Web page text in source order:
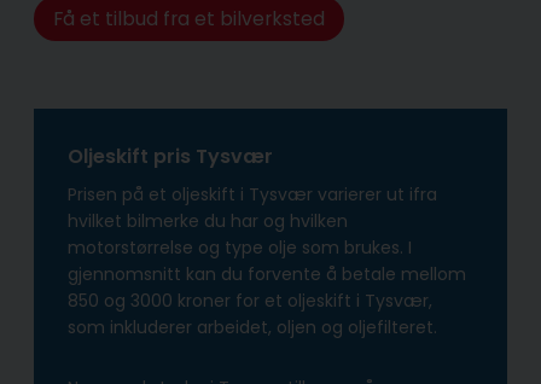
Få et tilbud fra et bilverksted
Oljeskift pris Tysvær
Prisen på et oljeskift i Tysvær varierer ut ifra
hvilket bilmerke du har og hvilken
motorstørrelse og type olje som brukes. I
gjennomsnitt kan du forvente å betale mellom
850 og 3000 kroner for et oljeskift i Tysvær,
som inkluderer arbeidet, oljen og oljefilteret.